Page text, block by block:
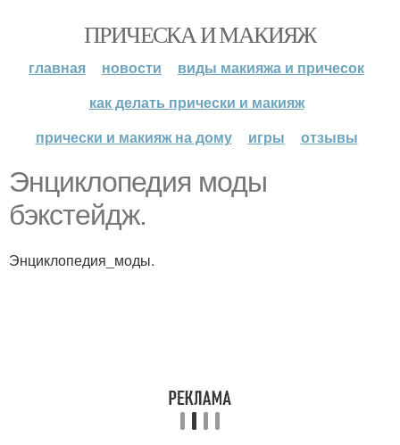
ПРИЧЕСКА И МАКИЯЖ
главная новости
виды макияжа и причесок
как делать прически и макияж
прически и макияж на дому
игры отзывы
Энциклопедия моды
бэкстейдж.
Энциклопедия_моды.